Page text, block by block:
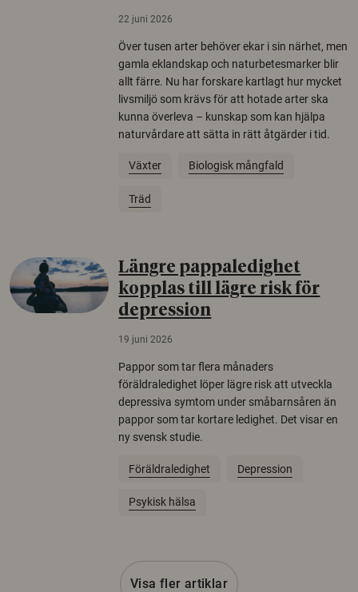
22 juni 2026
Över tusen arter behöver ekar i sin närhet, men
gamla eklandskap och naturbetesmarker blir
allt färre. Nu har forskare kartlagt hur mycket
livsmiljö som krävs för att hotade arter ska
kunna överleva – kunskap som kan hjälpa
naturvårdare att sätta in rätt åtgärder i tid.
Växter Biologisk mångfald
Träd
Längre pappaledighet
kopplas till lägre risk för
depression
19 juni 2026
Pappor som tar flera månaders
föräldraledighet löper lägre risk att utveckla
depressiva symtom under småbarnsåren än
pappor som tar kortare ledighet. Det visar en
ny svensk studie.
Föräldraledighet Depression
Psykisk hälsa
Visa fler artiklar